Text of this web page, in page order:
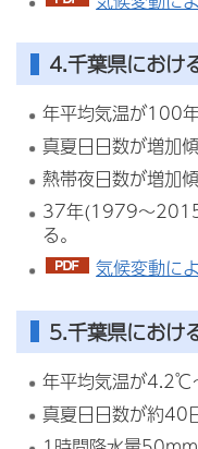
4.千葉県におけ
年平均気温が100
真夏日日数が増加
熱帯夜日数が増加
37年(1979～2015
る。
気候変動に
5.千葉県におけ
年平均気温が
真夏日日数が約